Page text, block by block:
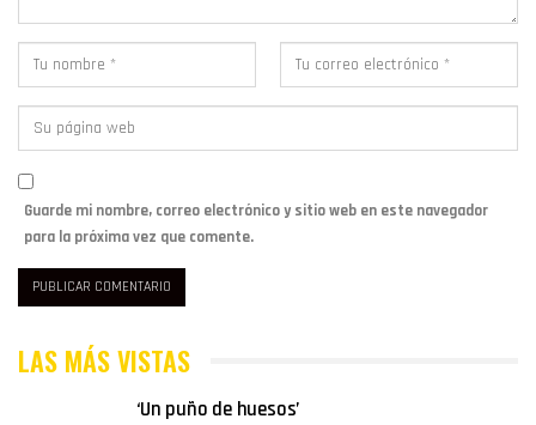
Guarde mi nombre, correo electrónico y sitio web en este navegador
para la próxima vez que comente.
LAS MÁS VISTAS
‘Un puño de huesos’